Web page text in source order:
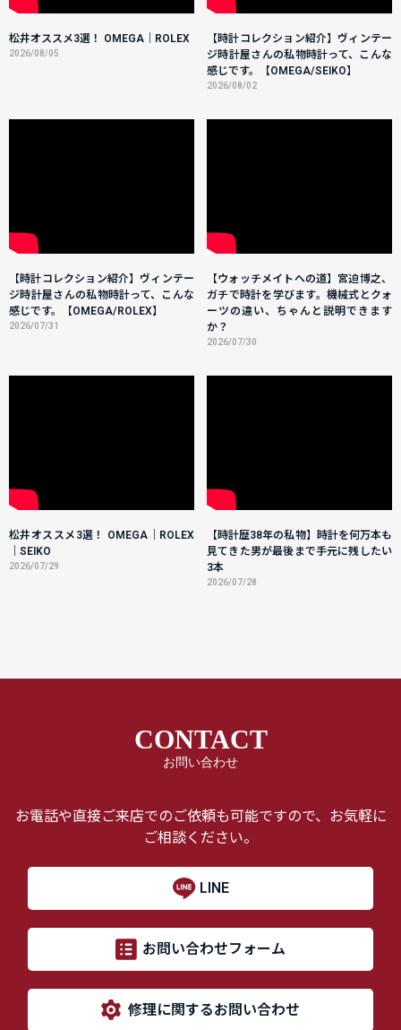
松井オススメ3選！ OMEGA｜ROLEX
2026/08/05
【時計コレクション紹介】ヴィンテー
ジ時計屋さんの私物時計って、こんな
感じです。【OMEGA/SEIKO】
2026/08/02
【時計コレクション紹介】ヴィンテー
ジ時計屋さんの私物時計って、こんな
感じです。【OMEGA/ROLEX】
2026/07/31
【ウォッチメイトへの道】宮迫博之、
ガチで時計を学びます。機械式とクォ
ーツの違い、ちゃんと説明できます
か？
2026/07/30
松井オススメ3選！ OMEGA｜ROLEX
｜SEIKO
2026/07/29
【時計歴38年の私物】時計を何万本も
見てきた男が最後まで手元に残したい
3本
2026/07/28
CONTACT
お問い合わせ
お電話や直接ご来店でのご依頼も可能ですので、お気軽に
ご相談ください。
LINE
お問い合わせフォーム
修理に関するお問い合わせ